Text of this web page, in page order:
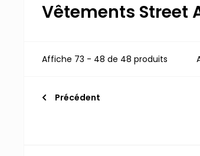
Vêtements Street
Affiche 73 - 48 de 48 produits
Précédent